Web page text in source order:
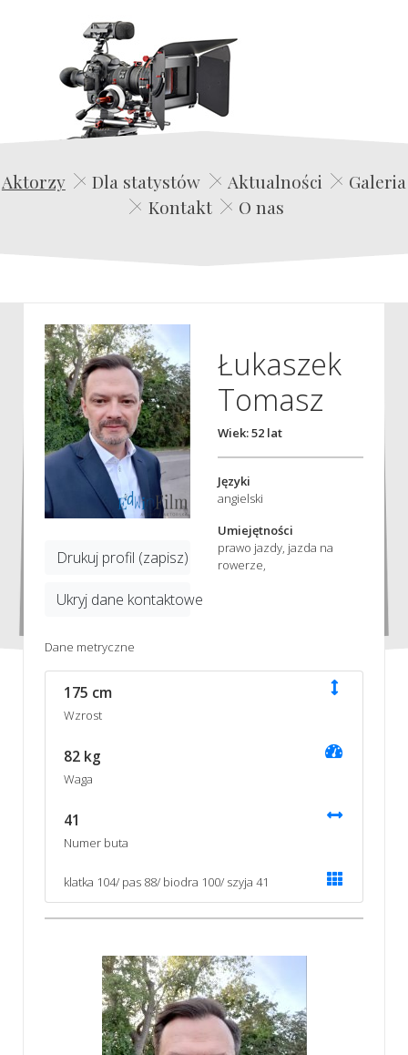
Edwin Film Agencja Aktorska
Aktorzy Dla statystów Aktualności
Galeria
Kontakt
O nas
Drukuj profil (zapisz)
Ukryj dane kontaktowe
Łukaszek
Tomasz
Wiek: 52 lat
Języki
angielski
Umiejętności
prawo jazdy, jazda na
rowerze,
Dane metryczne
175 cm
Wzrost
82 kg
Waga
41
Numer buta
klatka 104/ pas 88/ biodra 100/ szyja 41